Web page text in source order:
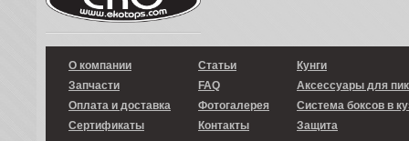
О компании
Запчасти
Оплата и доставка
Сертификаты
Статьи
FAQ
Фотогалерея
Контакты
Кунги
Аксессуары для
Система боксов в
Защита